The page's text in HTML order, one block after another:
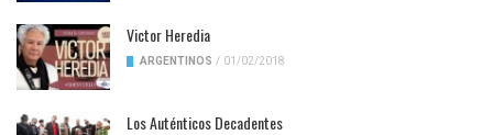
Victor Heredia
ARGENTINOS / 01/02/2018
Los Auténticos Decadentes